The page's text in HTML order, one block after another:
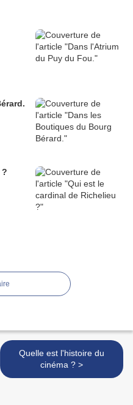
?
Quelle est l'histoire du
cinéma ? >